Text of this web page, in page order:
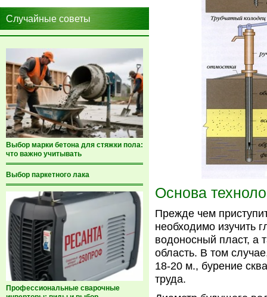
Случайные советы
Выбор марки бетона для стяжки пола:
что важно учитывать
Выбор паркетного лака
Профессиональные сварочные
Основа
Прежде чем
необходимо изучить
водоносный пласт, а
область. В том
18-20 м., бурение
труда.